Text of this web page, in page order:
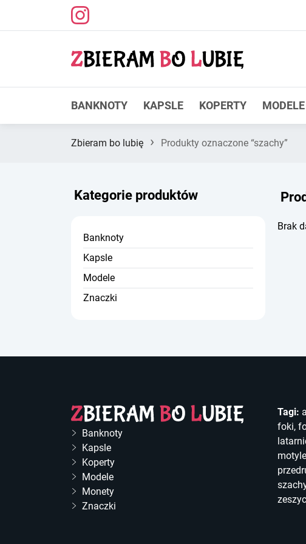
BANKNOTY KAPSLE KOPERTY MODELE
Zbieram bo lubię › Produkty oznaczone “szachy”
Kategorie produktów
Banknoty
Kapsle
Modele
Znaczki
Brak
Banknoty
Kapsle
Koperty
Modele
Monety
Znaczki
Tagi:
foki,
motyle